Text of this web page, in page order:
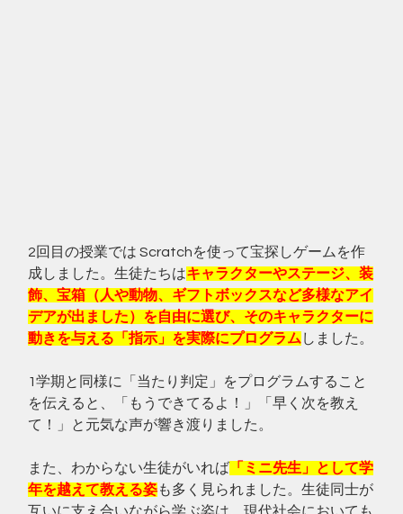
2回目の授業では Scratchを使って宝探しゲームを作
成しました。生徒たちはキャラクターやステージ、装
飾、宝箱（人や動物、ギフトボックスなど多様なアイ
デアが出ました）を自由に選び、そのキャラクターに
動きを与える「指示」を実際にプログラム しました。
1学期と同様に「当たり判定」をプログラムすること
を伝えると、「もうできてるよ！」「早く次を教え
て！」と元気な声が響き渡りました。
また、わからない生徒がいれば 「ミニ先生」として学
年を越えて教える姿も多く見られました。生徒同士が